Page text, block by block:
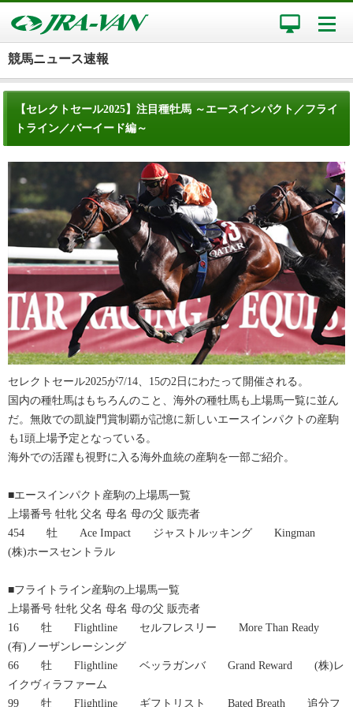
競馬ニュース速報
【セレクトセール2025】注目種牡馬 ～エースインパクト／フライ
トライン／バーイード編～
セレクトセール2025が7/14、15の2日にわたって開催される。
国内の種牡馬はもちろんのこと、海外の種牡馬も上場馬一覧に並ん
だ。無敗での凱旋門賞制覇が記憶に新しいエースインパクトの産駒
も1頭上場予定となっている。
海外での活躍も視野に入る海外血統の産駒を一部ご紹介。
■エースインパクト産駒の上場馬一覧
上場番号 牡牝 父名 母名 母の父 販売者
454 牡 Ace Impact ジャストルッキング Kingman
(株)ホースセントラル
■フライトライン産駒の上場馬一覧
上場番号 牡牝 父名 母名 母の父 販売者
16 牡 Flightline セルフレスリー More Than Ready
(有)ノーザンレーシング
66 牡 Flightline ベッラガンバ Grand Reward (株)レ
イクヴィラファーム
99 牡 Flightline ギフトリスト Bated Breath 追分フ